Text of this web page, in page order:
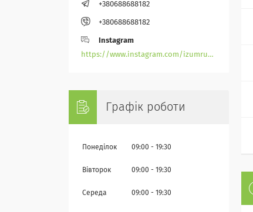
+380688688182
+380688688182
Instagram
https://www.instagram.com/izumrudik_toho_store/
Графік роботи
Понеділок 09:00 19:30
Вівторок 09:00 19:30
Середа 09:00 19:30